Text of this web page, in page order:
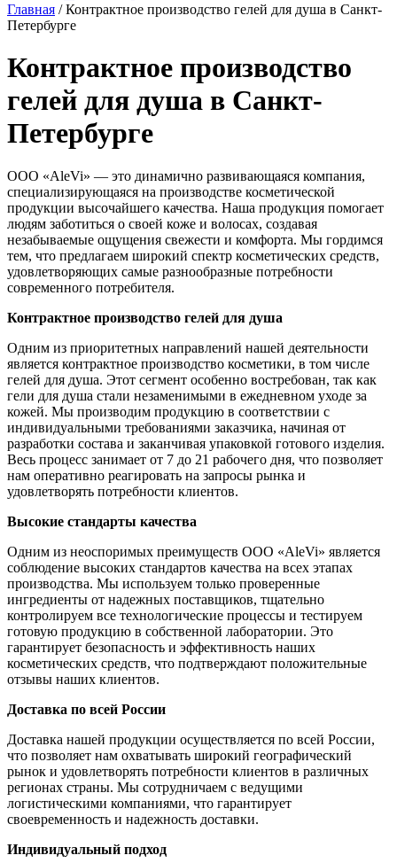
Главная /Контрактное производство гелей для душа в Санкт-
Петербурге
Контрактное производство
гелей для душа в Санкт-
Петербурге
ООО «AleVi» — это динамично развивающаяся компания,
специализирующаяся на производстве косметической
продукции высочайшего качества. Наша продукция помогает
людям заботиться о своей коже и волосах, создавая
незабываемые ощущения свежести и комфорта. Мы гордимся
тем, что предлагаем широкий спектр косметических средств,
удовлетворяющих самые разнообразные потребности
современного потребителя.
Контрактное производство гелей для душа
Одним из приоритетных направлений нашей деятельности
является контрактное производство косметики, в том числе
гелей для душа. Этот сегмент особенно востребован, так как
гели для душа стали незаменимыми в ежедневном уходе за
кожей. Мы производим продукцию в соответствии с
индивидуальными требованиями заказчика, начиная от
разработки состава и заканчивая упаковкой готового изделия.
Весь процесс занимает от 7 до 21 рабочего дня, что позволяет
нам оперативно реагировать на запросы рынка и
удовлетворять потребности клиентов.
Высокие стандарты качества
Одним из неоспоримых преимуществ ООО «AleVi» является
соблюдение высоких стандартов качества на всех этапах
производства. Мы используем только проверенные
ингредиенты от надежных поставщиков, тщательно
контролируем все технологические процессы и тестируем
готовую продукцию в собственной лаборатории. Это
гарантирует безопасность и эффективность наших
косметических средств, что подтверждают положительные
отзывы наших клиентов.
Доставка по всей России
Доставка нашей продукции осуществляется по всей России,
что позволяет нам охватывать широкий географический
рынок и удовлетворять потребности клиентов в различных
регионах страны. Мы сотрудничаем с ведущими
логистическими компаниями, что гарантирует
своевременность и надежность доставки.
Индивидуальный подход